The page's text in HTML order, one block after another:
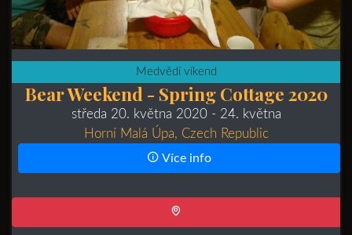
Medvědí víkend
Bear Weekend - Spring Cottage 2020
středa 20. května 2020- 24. května
Horní Malá Úpa, Czech Republic
Více info